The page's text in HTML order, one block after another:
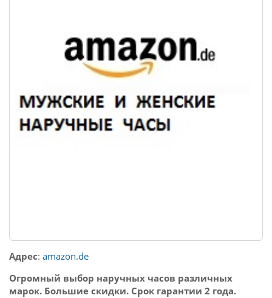
Адрес: amazon.de
Огромный выбор наручных часов различных
марок. Большие скидки. Срок гарантии 2 года.